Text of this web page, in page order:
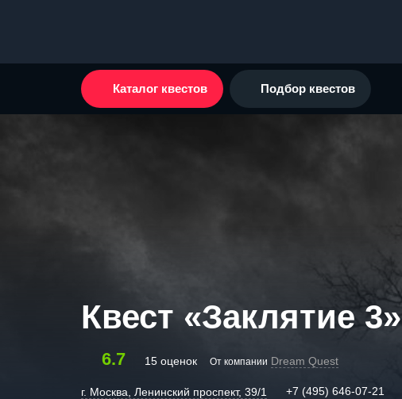
Каталог квестов Подбор квестов
Квест «Заклятие 3»
6.7 15 оценок От компании Dream Quest
г. Москва, Ленинский проспект, 39/1 +7 (495) 646-07-21